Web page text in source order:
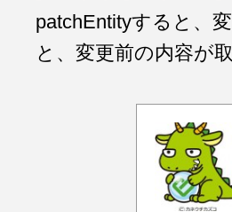
patchEntityすると、
と、変更前の内容が